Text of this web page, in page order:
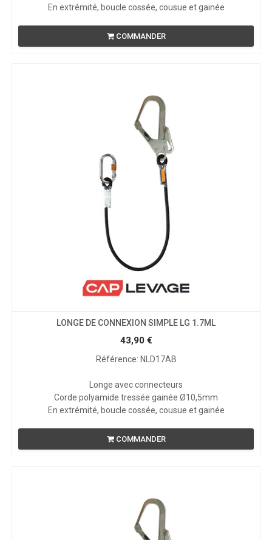
En extrémité, boucle cossée, cousue et gainée
COMMANDER
LONGE DE CONNEXION SIMPLE LG 1.7ML
43,90€
Référence: NLD17AB
Longe avec connecteurs
Corde polyamide tressée gainée Ø10,5mm
En extrémité, boucle cossée, cousue et gainée
COMMANDER